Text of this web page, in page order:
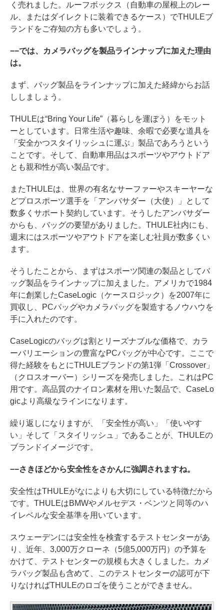
く売れました。ルーフボックス（自動車の屋根上のレー
ル、またはダイレクトに装着できるケース）でTHULEブ
ランドをご存知の方も多いでしょう。
−−では、カメラバッグを製品ラインナップに加えた理由
は。
まず、バッグ製品をラインナップに加えた経緯からお話
ししましょう。
THULEは“Bring Your Life”（暮らしを運ぼう）をモット
ーとしています。日常生活や趣味、余暇で必要な道具を
「安全かつスタイリッシュに運ぶ」製品であろうという
ことです。そして、自動車用品はスポーツやアウトドア
とも親和性が高い製品です。
またTHULEは、世界の有名なサーファーやスキーヤーな
どプロスポーツ選手を「アンバサダー（大使）」として
数多くサポート契約しています。そうしたアンバサダー
からも、バッグの要望がありました。THULE社内にも、
週末にはスポーツやアウトドアを楽しむ社員が数多くい
ます。
そうしたことから、まずはスポーツ関連の製品としてバ
ッグ製品をラインナップに加えました。アメリカで1984
年に創業したCaseLogic（ケースロジック）を2007年に
買収し、PCバッグやカメラバッグを製造するノウハウを
手に入れたのです。
CaseLogicのバッグは割とリーズナブルな価格で、カラ
ーバリエーションの豊富なPCバッグが中心です。ここで
得た経験をもとにTHULEブランドの第1弾「Crossover」
（クロスオーバー）シリーズを発売しました。これはPC
用です。高品質のナイロン素材を用いた製品で、CaseLo
gicより高級なラインになります。
繰り返しになりますが、「安全性が高い」「使いやす
い」そして「スタイリッシュ」であることが、THULEの
ブランドイメージです。
−−さきほどから安全性をさかんに強調されますね。
安全性はTHULEがなによりも大切にしている特徴だから
です。THULEはBMWやメルセデス・ベンツと同等のハ
イレベルな安全基準を用いています。
スウェーデンには安全性を検査するテストセンターがあ
り、近年、3,000万クローネ（5億5,000万円）の予算を
かけて、テストセンターの規模も大きくしました。カメ
ラバッグ製品も含めて、このテストセンターの認可が下
りなければTHULEのロゴを使うことができません。